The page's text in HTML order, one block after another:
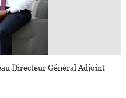
Directeur Général Adjoint